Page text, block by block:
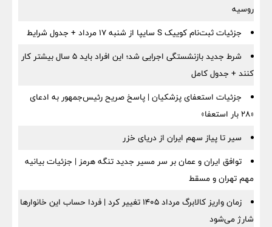
روسیه
جزئیات ثبت‌نام کوییک S سایپا از شنبه ۱۷ مرداد + جدول شرایط
شرط جدید بازنشستگی اجرایی شد؛ این افراد باید ۵ سال بیشتر کار
کنند + جدول کامل
جزئیات استعفای پزشکیان | پاسخ صریح رئیس‌جمهور به ادعای
«۲۸ بار استعفا»
سیر تا پیاز سهم ایران از دریای خزر
توافق ایران و عمان بر سر مسیر جدید تنگه هرمز | جزئیات بیانیه
مهم تهران و مسقط
زمان واریز کالابرگ مرداد ۱۴۰۵ تغییر کرد | فردا حساب این خانوارها
شارژ می‌شود